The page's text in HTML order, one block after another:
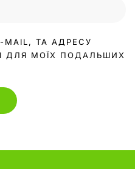
ТА АДРЕСУ
ДЛЯ МОЇХ ПОДАЛЬШИХ